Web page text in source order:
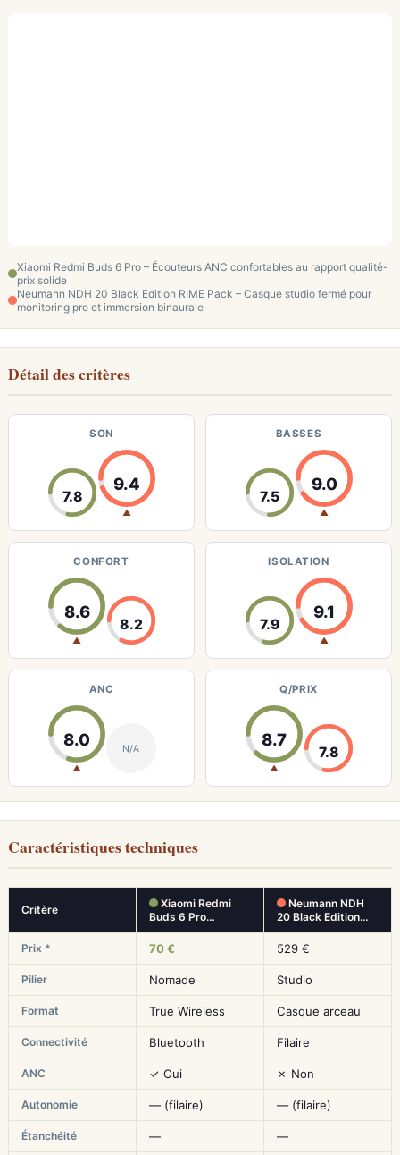
Xiaomi Redmi Buds 6 Pro – Écouteurs ANC confortables au rapport qualité-
prix solide
Neumann NDH 20 Black Edition RIME Pack – Casque studio fermé pour
monitoring pro et immersion binaurale
Détail des critères
SON
7.8
9.4
▲
BASSES
7.5
9.0
▲
CONFORT
8.6
▲
8.2
ISOLATION
7.9
9.1
▲
ANC
8.0
▲
N/A
Q/PRIX
8.7
▲
7.8
Caractéristiques techniques
Critère
Xiaomi Redmi
Buds 6 Pro…
Neumann NDH
20 Black Edition…
Prix * 70 € 529 €
Pilier Nomade Studio
Format True Wireless Casque arceau
Connectivité Bluetooth Filaire
ANC ✓ Oui ✗ Non
Autonomie — (filaire) — (filaire)
Étanchéité — —